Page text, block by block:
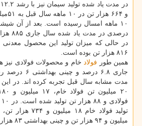
درصدی
۸۱۶ هزار تن بوده است.
همین طور فولاد
جاری ۶.۸ درصد
مدت مشابه سال قبل تجربه كرده اند. در
میلیون و ۹۴ هزار تن و چینی بهداشتی ۸۳ هزار تن بوده است.